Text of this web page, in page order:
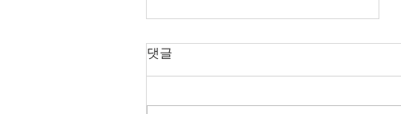
댓글